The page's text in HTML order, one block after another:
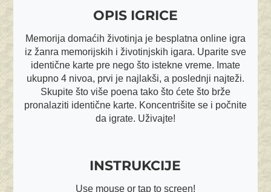
OPIS IGRICE
Memorija domaćih životinja je besplatna online igra
iz žanra memorijskih i životinjskih igara. Uparite sve
identične karte pre nego što istekne vreme. Imate
ukupno 4 nivoa, prvi je najlakši, a poslednji najteži.
Skupite što više poena tako što ćete što brže
pronalaziti identične karte. Koncentrišite se i počnite
da igrate. Uživajte!
INSTRUKCIJE
Use mouse or tap to screen!